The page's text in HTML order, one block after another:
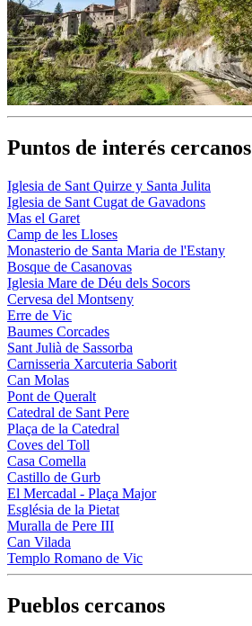
Puntos de interés cercanos
Iglesia de Sant Quirze y Santa Julita
Iglesia de Sant Cugat de Gavadons
Mas el Garet
Camp de les Lloses
Monasterio de Santa Maria de l'Estany
Bosque de Casanovas
Iglesia Mare de Déu dels Socors
Cervesa del Montseny
Erre de Vic
Baumes Corcades
Sant Julià de Sassorba
Carnisseria Xarcuteria Saborit
Can Molas
Pont de Queralt
Catedral de Sant Pere
Plaça de la Catedral
Coves del Toll
Casa Comella
Castillo de Gurb
El Mercadal - Plaça Major
Església de la Pietat
Muralla de Pere III
Can Vilada
Templo Romano de Vic
Pueblos cercanos